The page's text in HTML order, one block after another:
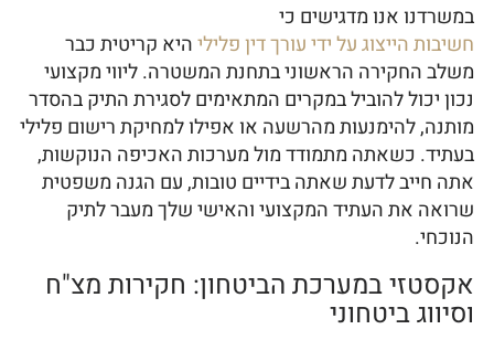
במשרדנו אנו מדגישים כי
חשיבות הייצוג על ידי עורך דין פליליהיא קריטית כבר
משלב החקירה הראשוני בתחנת המשטרה. ליווי מקצועי
נכון יכול להוביל במקרים המתאימים לסגירת התיק בהסדר
מותנה, להימנעות מהרשעה או אפילו למחיקת רישום פלילי
בעתיד. כשאתה מתמודד מול מערכות האכיפה הנוקשות,
אתה חייב לדעת שאתה בידיים טובות, עם הגנה משפטית
שרואה את העתיד המקצועי והאישי שלך מעבר לתיק
הנוכחי.
אקסטזי במערכת הביטחון: חקירות מצ"ח
וסיווג ביטחוני